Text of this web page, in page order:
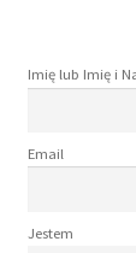
Imię lub Imię i
Email
Jestem